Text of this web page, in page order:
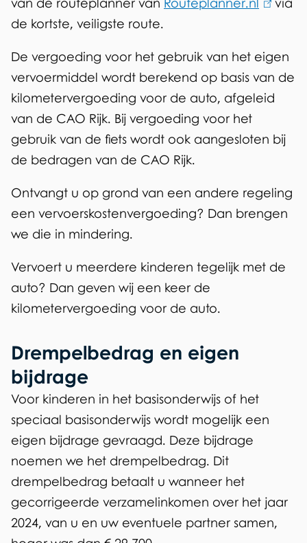
n
k
i
e
t
e
)
de kortste, veiligste route.
De vergoeding voor het gebruik van het eigen
vervoermiddel wordt berekend op basis van de
kilometervergoeding voor de auto, afgeleid
van de CAO Rijk. Bij vergoeding voor het
gebruik van de fiets wordt ook aangesloten bij
de bedragen van de CAO Rijk.
Ontvangt u op grond van een andere regeling
een vervoerskostenvergoeding? Dan brengen
we die in mindering.
Vervoert u meerdere kinderen tegelijk met de
auto? Dan geven wij een keer de
kilometervergoeding voor de auto.
Drempelbedrag en eigen
bijdrage
Voor kinderen in het basisonderwijs of het
speciaal basisonderwijs wordt mogelijk een
eigen bijdrage gevraagd. Deze bijdrage
noemen we het drempelbedrag. Dit
drempelbedrag betaalt u wanneer het
gecorrigeerde verzamelinkomen over het jaar
2024, van u en uw eventuele partner samen,